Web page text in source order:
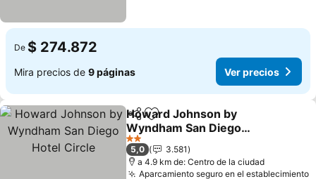
De $ 274.872
Mira precios de 9 páginas Ver precios
CompartirAgregar a favoritos
Howard Johnson by
Wyndham San Diego
Hotel Circle
Ver precios
2 Estrellas
5,0
3.581
a 4.9 km de: Centro de la ciudad
Aparcamiento seguro en el establecimiento